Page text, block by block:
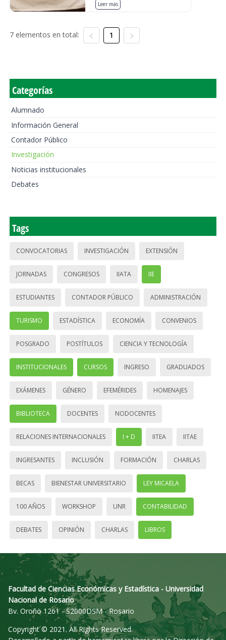
Leer más
7 elementos en total: 1
Categorías
Alumnado
Información General
Contador Público
Investigación
Noticias institucionales
Debates
Tags
CONVOCATORIAS INVESTIGACIÓN EXTENSIÓN
JORNADAS CONGRESOS IIATA IIE
ESTUDIANTES CONTADOR PÚBLICO ADMINISTRACIÓN
TURISMO ESTADÍSTICA ECONOMÍA CONVENIOS
POSGRADO POSTÍTULOS CIENCIA Y TECNOLOGÍA
INSTITUCIONALES CURSOS INGRESO GRADUADOS
EXÁMENES GÉNERO EFEMÉRIDES HOMENAJES
BIBLIOTECA DOCENTES NODOCENTES
RELACIONES INTERNACIONALES I + D IITEA IITAE
INGRESANTES INCLUSIÓN FORMACIÓN CHARLAS
BECAS BIENESTAR UNIVERSITARIO LEY MICAELA
100 AÑOS WORKSHOP UNR CONTABILIDAD
DEBATES OPINIÓN CHARLAS LIBROS
Facultad de Ciencias Económicas y Estadística - Universidad
Nacional de Rosario
Bv. Oroño 1261 - S2000DSM - Rosario
Copyright © 2021. All Rights Reserved.